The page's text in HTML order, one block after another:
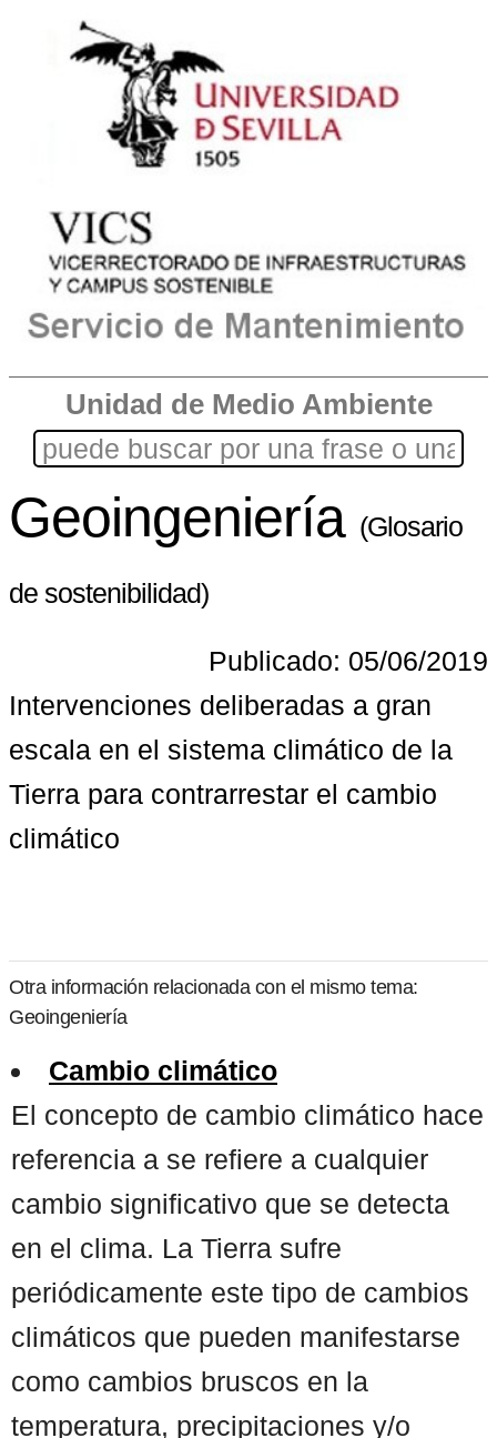
Unidad de Medio Ambiente
Geoingeniería (Glosario
de sostenibilidad)
Publicado: 05/06/2019
Intervenciones deliberadas a gran
escala en el sistema climático de la
Tierra para contrarrestar el cambio
climático
Otra información relacionada con el mismo tema:
Geoingeniería
Cambio climático
El concepto de cambio climático hace
referencia a se refiere a cualquier
cambio significativo que se detecta
en el clima. La Tierra sufre
periódicamente este tipo de cambios
climáticos que pueden manifestarse
como cambios bruscos en la
temperatura, precipitaciones y/o